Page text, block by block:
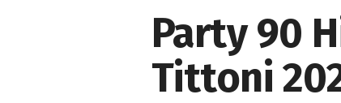
Party 90
Tittoni